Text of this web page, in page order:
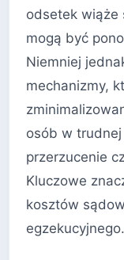
odsetek wiąże
mogą być
Niemniej
mechanizmy,
osób w
przerzucenie
Kluczowe
kosztów
egzekucyjnego.